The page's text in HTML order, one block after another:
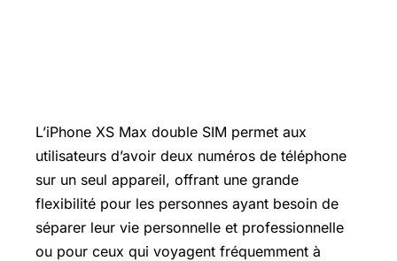
L’iPhone XS Max double SIM permet aux
utilisateurs d’avoir deux numéros de téléphone
sur un seul appareil, offrant une grande
flexibilité pour les personnes ayant besoin de
séparer leur vie personnelle et professionnelle
ou pour ceux qui voyagent fréquemment à